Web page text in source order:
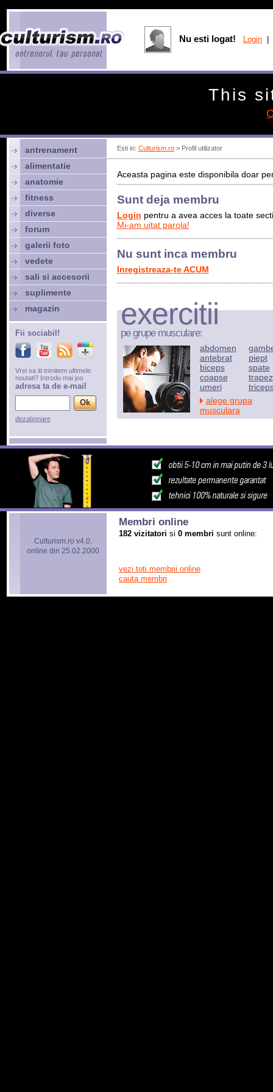
Esti in: Culturism.ro> Profil utilizator
Aceasta pagina este disponibila doar
Sunt deja membru
Login pentru a avea acces la toate
Mi-am uitat parola!
Nu sunt inca membru
Inregistreaza-te ACUM
exercitii
pe grupe musculare:
abdomen
antebrat
biceps
coapse
umeri
piept
spate
trapez
alege grupa
musculara
antrenament
alimentatie
anatomie
fitness
diverse
forum
galerii foto
vedete
sali si accesorii
suplimente
magazin
Fii sociabil!
Vrei sa iti trimitem ultimele
noutati? Introdu mai jos
adresa ta de e-mail
dezabonare
Culturism.ro v4.0.
online din 25.02.2000
Membri online
182 vizitatori si 0 membri sunt online:
vezi toti membrii online
cauta membri
Nu esti logat! Login
This